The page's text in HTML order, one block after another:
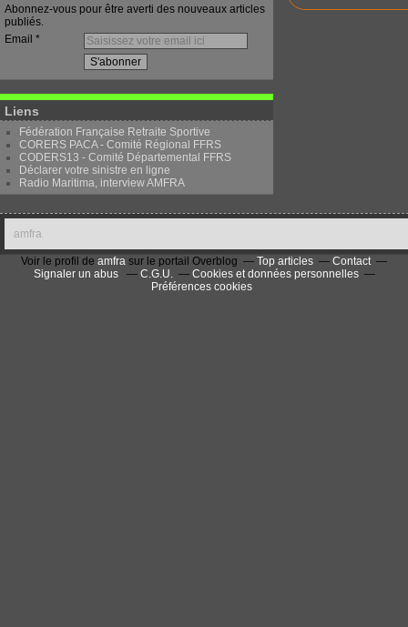
Abonnez-vous pour être averti des nouveaux articles
publiés.
Email
Liens
Fédération Française Retraite Sportive
CORERS PACA - Comité Régional FFRS
CODERS13 - Comité Départemental FFRS
Déclarer votre sinistre en ligne
Radio Maritima, interview AMFRA
amfra
Voir le profil de amfra sur le portail Overblog Top articles
Contact
Signaler un abus
C.G.U.
Cookies et données personnelles
Préférences cookies